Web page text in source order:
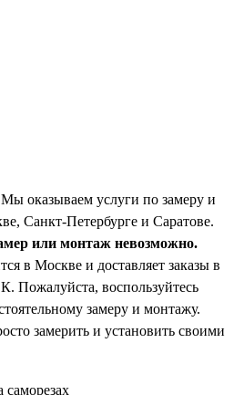
оказываем услуги по замеру и
Санкт-Петербурге и Саратове.
или монтаж невозможно.
в Москве и доставляет заказы в
Пожалуйста, воспользуйтесь
замеру и монтажу.
замерить и установить своими